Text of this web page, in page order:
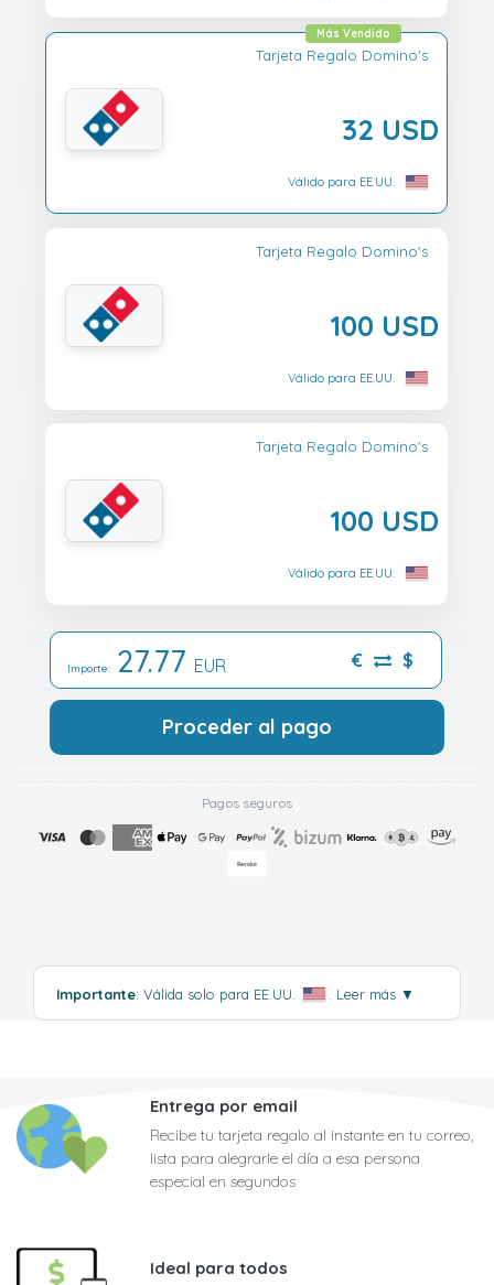
Tarjeta Regalo Domino's
32 USD
Más Vendido
Válido para EE.UU.
Tarjeta Regalo Domino's
100 USD
Válido para EE.UU.
Tarjeta Regalo Domino's
100 USD
Válido para EE.UU.
Importe: 27.77 EUR € $
Proceder al pago
Pagos seguros
Importante: Válida solo para EE.UU. Leer más ▼
Entrega por email
Recibe tu tarjeta regalo al instante en tu correo,
lista para alegrarle el día a esa persona
especial en segundos
Ideal para todos